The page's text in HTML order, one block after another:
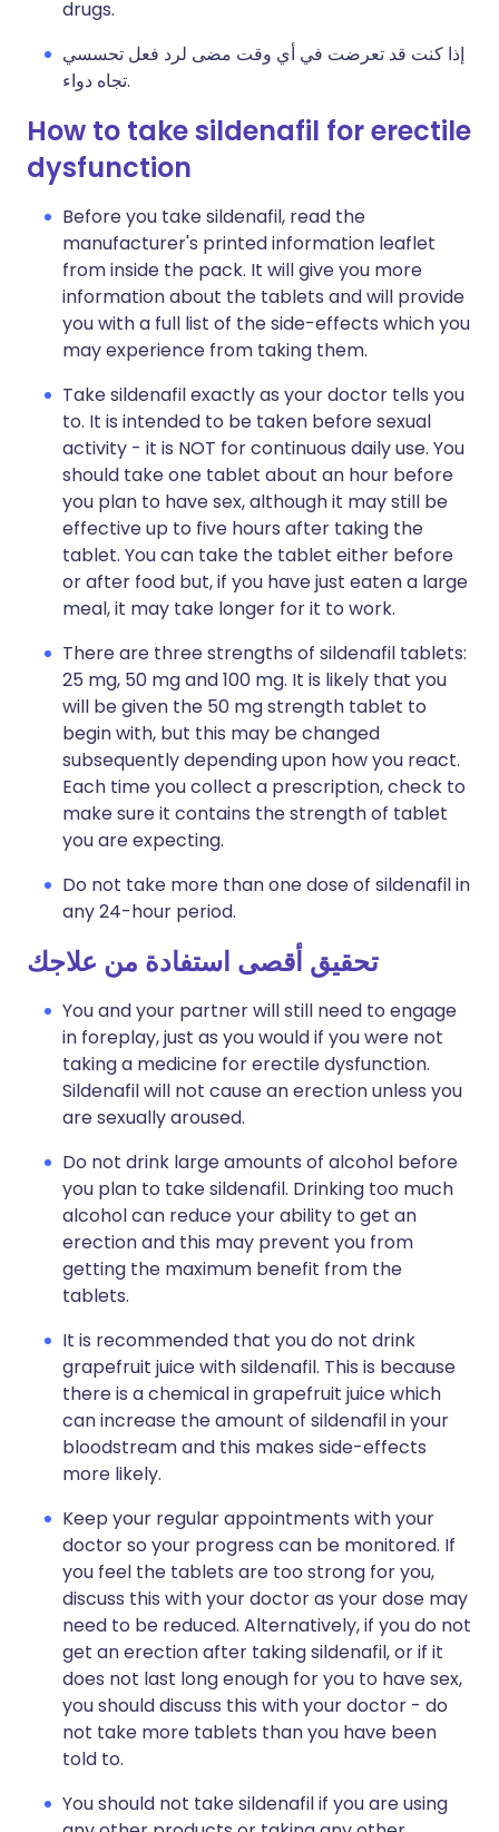
drugs.
إذا كنت قد تعرضت في أي وقت مضى لرد فعل تحسسي
تجاه دواء.
How to take sildenafil for erectile
dysfunction
Before you take sildenafil, read the
manufacturer's printed information leaflet
from inside the pack. It will give you more
information about the tablets and will provide
you with a full list of the side-effects which you
may experience from taking them.
Take sildenafil exactly as your doctor tells you
to. It is intended to be taken before sexual
activity - it is NOT for continuous daily use. You
should take one tablet about an hour before
you plan to have sex, although it may still be
effective up to five hours after taking the
tablet. You can take the tablet either before
or after food but, if you have just eaten a large
meal, it may take longer for it to work.
There are three strengths of sildenafil tablets:
25 mg, 50 mg and 100 mg. It is likely that you
will be given the 50 mg strength tablet to
begin with, but this may be changed
subsequently depending upon how you react.
Each time you collect a prescription, check to
make sure it contains the strength of tablet
you are expecting.
Do not take more than one dose of sildenafil in
any 24-hour period.
تحقيق أقصى استفادة من علاجك
You and your partner will still need to engage
in foreplay, just as you would if you were not
taking a medicine for erectile dysfunction.
Sildenafil will not cause an erection unless you
are sexually aroused.
Do not drink large amounts of alcohol before
you plan to take sildenafil. Drinking too much
alcohol can reduce your ability to get an
erection and this may prevent you from
getting the maximum benefit from the
tablets.
It is recommended that you do not drink
grapefruit juice with sildenafil. This is because
there is a chemical in grapefruit juice which
can increase the amount of sildenafil in your
bloodstream and this makes side-effects
more likely.
Keep your regular appointments with your
doctor so your progress can be monitored. If
you feel the tablets are too strong for you,
discuss this with your doctor as your dose may
need to be reduced. Alternatively, if you do not
get an erection after taking sildenafil, or if it
does not last long enough for you to have sex,
you should discuss this with your doctor - do
not take more tablets than you have been
told to.
You should not take sildenafil if you are using